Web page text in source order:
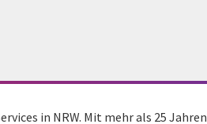
in NRW. Mit mehr als 25 Jahren